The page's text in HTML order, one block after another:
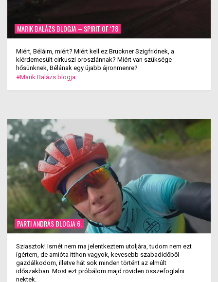
MARIK BALÁZS BLOGJA – SPIRIT OF ‘78
Miért, Béláim, miért? Miért kell ez Bruckner Szigfridnek, a
kiérdemesült cirkuszi oroszlánnak? Miért van szüksége
hősünknek, Bélának egy újabb ájronmenre?
#Marik Balázs blogja
PARTI ANDRÁS BLOGJA 6.
Sziasztok! Ismét nem ma jelentkeztem utoljára, tudom nem ezt
ígértem, de amióta itthon vagyok, kevesebb szabadidőből
gazdálkodom, illetve hát sok minden történt az elmúlt
időszakban. Most ezt próbálom majd röviden összefoglalni
nektek.